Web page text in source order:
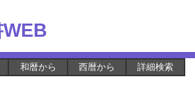
和暦から 西暦から 詳細検索